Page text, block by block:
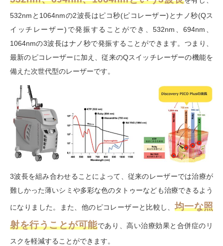
532nm と 1064nmの2波長はピコ秒(ピコレーザー) とナノ秒(Qス
イッチレーザー) で発振することができ、532nm 、694nm
1064nmの3波長はナノ秒で発振することができます。つまり、
最新のピコレーザーに加え、従来のQスイッチレーザーの機能を
備えた次世代型のレーザーです。
3波長を組み合わせることによって、従来のレーザーでは治療が
難しかった薄いシミや多彩な色のタトゥーなども治療できるよう
になりました。また、他のピコレーザーと比較し、均一な照
射を行うことが可能であり、高い治療効果と合併症のリ
スクを軽減することができます。